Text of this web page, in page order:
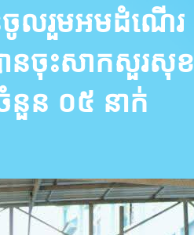
ចូលរួមអមដំណើរ
ានចុះសាកសួរសុខ
នួន ០៥ នាក់